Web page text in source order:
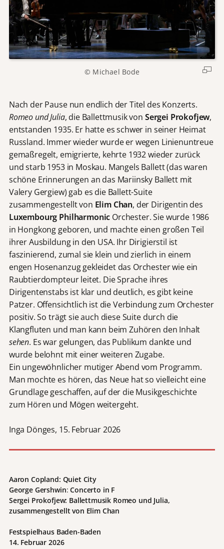
© Michael Bode
Nach der Pause nun endlich der Titel des Konzerts.
Romeo und Julia, die Ballettmusik von Sergei Prokofjew,
entstanden 1935. Er hatte es schwer in seiner Heimat
Russland. Immer wieder wurde er wegen Linienuntreue
gemaßregelt, emigrierte, kehrte 1932 wieder zurück
und starb 1953 in Moskau. Mangels Ballett (das waren
schöne Erinnerungen an das Mariinsky Ballett mit
Valery Gergiew) gab es die Ballett-Suite
zusammengestellt von Elim Chan, der Dirigentin des
Luxembourg Philharmonic Orchester. Sie wurde 1986
in Hongkong geboren, und machte einen großen Teil
ihrer Ausbildung in den USA. Ihr Dirigierstil ist
faszinierend, zumal sie klein und zierlich in einem
engen Hosenanzug gekleidet das Orchester wie ein
Raubtierdompteur leitet. Die Sprache ihres
Dirigentenstabs ist klar und deutlich, es gibt keine
Patzer. Offensichtlich ist die Verbindung zum Orchester
positiv. So trägt sie auch diese Suite durch die
Klangfluten und man kann beim Zuhören den Inhalt
sehen. Es war gelungen, das Publikum dankte und
wurde belohnt mit einer weiteren Zugabe.
Ein ungewöhnlicher mutiger Abend vom Programm.
Man mochte es hören, das Neue hat so vielleicht eine
Grundlage geschaffen, auf der die Musikgeschichte
zum Hören und Mögen weitergeht.
Inga Dönges, 15. Februar 2026
Aaron Copland: Quiet City
George Gershwin:Concerto in F
Sergei Prokofjew: Ballettmusik Romeo und Julia,
zusammengestellt von Elim Chan
Festspielhaus Baden-Baden
14. Februar 2026